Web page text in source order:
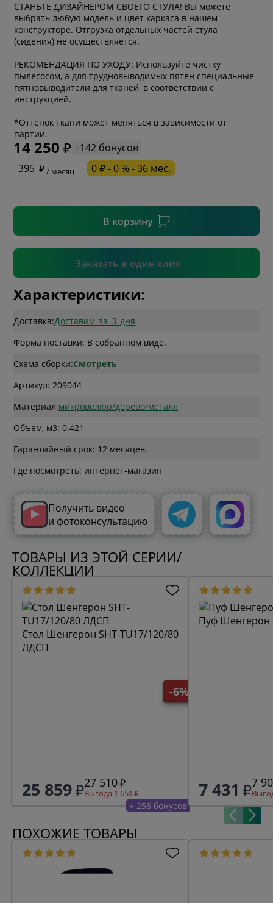
СТАНЬТЕ ДИЗАЙНЕРОМ СВОЕГО СТУЛА! Вы можете
выбрать любую модель и цвет каркаса в нашем
конструкторе. Отгрузка отдельных частей стула
(сидения) не осуществляется.
РЕКОМЕНДАЦИЯ ПО УХОДУ: Используйте чистку
пылесосом, а для трудновыводимых пятен специальные
пятновыводители для тканей, в соответствии с
инструкцией.
*Оттенок ткани может меняться в зависимости от
партии.
14 250
+142 бонусов
395
/ месяц 0 ₽ - 0 % - 36 мес.
В корзину
Заказать в один клик
* необязательное поле
Подтвердить
Характеристики:
Доставка:Доставим_за_3_дня
Форма поставки: В собранном виде.
Схема сборки:Смотреть
Артикул: 209044
Материал:микровелюр/дерево/металл
Объем, м3: 0.421
Гарантийный срок: 12 месяцев.
Где посмотреть: интернет-магазин
Получить видео
и фотоконсультацию
ТОВАРЫ ИЗ ЭТОЙ СЕРИИ/
КОЛЛЕКЦИИ
-6%
Стол Шенгерон SHT-TU17/120/80
ЛДСП
25 859 27 510
Выгода 1 651
+ 258 бонусов
Пуф Шенгерон
7 431 7
ПОХОЖИЕ ТОВАРЫ